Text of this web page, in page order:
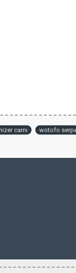
camı wotofo